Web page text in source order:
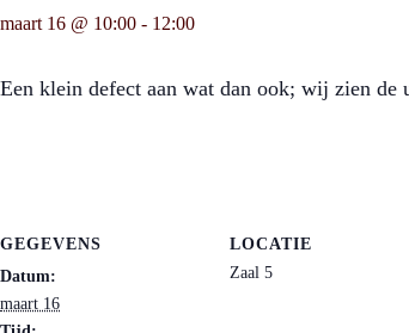
maart 16 @ 10:00 - 12:00
Een klein defect aan wat dan ook; wij zien de
GEGEVENS
Datum:
maart 16
LOCATIE
Zaal 5